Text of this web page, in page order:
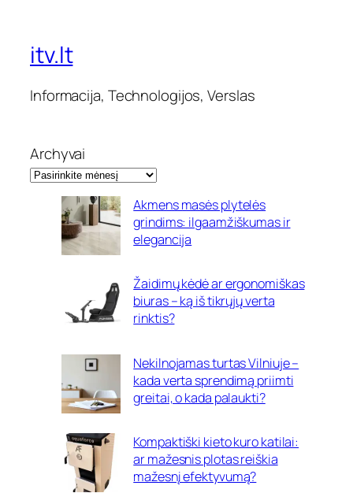
itv.lt
Informacija, Technologijos, Verslas
Archyvai
Akmens masės plytelės
grindims: ilgaamžiškumas ir
elegancija
Žaidimų kėdė ar ergonomiškas
biuras – ką iš tikrųjų verta
rinktis?
Nekilnojamas turtas Vilniuje –
kada verta sprendimą priimti
greitai, o kada palaukti?
Kompaktiški kieto kuro katilai:
ar mažesnis plotas reiškia
mažesnį efektyvumą?